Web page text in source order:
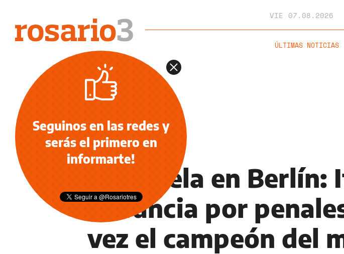
VIE 07.08.2026
ÚLTIMAS NOTICIAS
NOTICIAS
Tarantela en
a Francia por
vez el campeón del
Seguinos en las redes y
serás el primero en
informarte!